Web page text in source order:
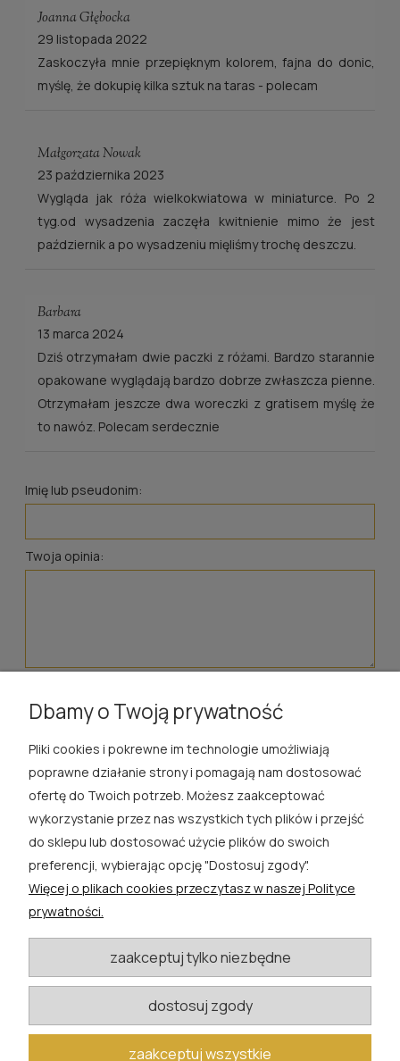
Joanna Głębocka
29 listopada 2022
Zaskoczyła mnie przepięknym kolorem, fajna do donic,
myślę, że dokupię kilka sztuk na taras - polecam
Małgorzata Nowak
23 października 2023
Wygląda jak róża wielkokwiatowa w miniaturce. Po 2
tyg.od wysadzenia zaczęła kwitnienie mimo że jest
październik a po wysadzeniu mięliśmy trochę deszczu.
Barbara
13 marca 2024
Dziś otrzymałam dwie paczki z różami. Bardzo starannie
opakowane wyglądają bardzo dobrze zwłaszcza pienne.
Otrzymałam jeszcze dwa woreczki z gratisem myślę że
to nawóz. Polecam serdecznie
Imię lub pseudonim:
Twoja opinia:
ROSA ĆWIK
SKLEP
EXTRA
KATEGORIE BLOGU
W razie pytań i wątpliwości prosimy o kontakt
biuro@rosacwik.pl
Dbamy o Twoją prywatność
Pliki cookies i pokrewne im technologie umożliwiają
poprawne działanie strony i pomagają nam dostosować
ofertę do Twoich potrzeb. Możesz zaakceptować
wykorzystanie przez nas wszystkich tych plików i przejść
do sklepu lub dostosować użycie plików do swoich
preferencji, wybierając opcję "Dostosuj zgody".
Więcej o plikach cookies przeczytasz w naszej Polityce
prywatności.
zaakceptuj tylko niezbędne
dostosuj zgody
zaakceptuj wszystkie